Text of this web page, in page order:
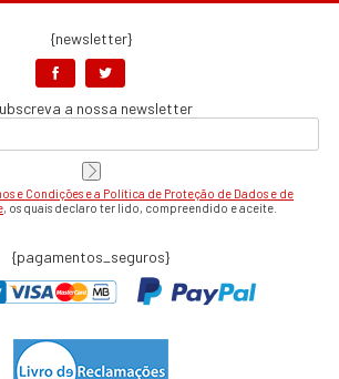
{newsletter}
a nossa newsletter
e Condições e a Política de Proteção de Dados e de
, os quais declaro ter lido, compreendido e aceite.
{pagamentos_seguros}